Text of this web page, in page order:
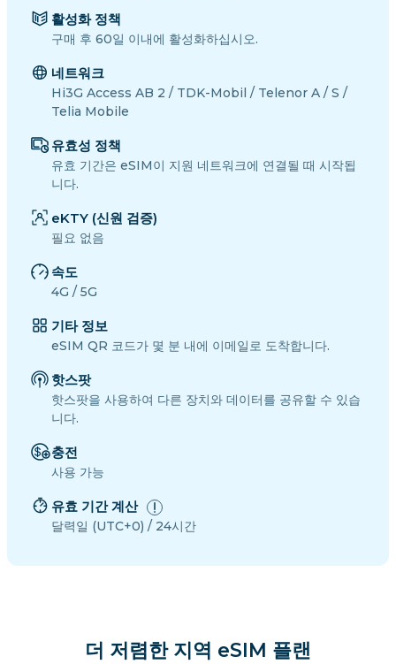
활성화 정책
구매 후 60일 이내에 활성화하십시오.
네트워크
Hi3G Access AB 2 / TDK-Mobil / Telenor A / S /
Telia Mobile
유효성 정책
유효 기간은 eSIM이 지원 네트워크에 연결될 때 시작됩
니다.
eKTY (신원 검증)
필요 없음
속도
4G / 5G
기타 정보
eSIM QR 코드가 몇 분 내에 이메일로 도착합니다.
핫스팟
핫스팟을 사용하여 다른 장치와 데이터를 공유할 수 있습
니다.
충전
사용 가능
유효 기간 계산
달력일 (UTC+0) / 24시간
더 저렴한 지역 eSIM 플랜